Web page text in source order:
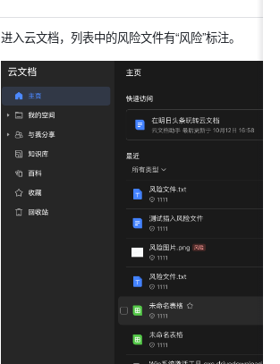
进入云文档，列表中的风险文件有“风险”标注。